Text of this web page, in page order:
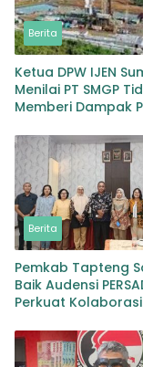
Berita
Ketua DPW IJEN
Menilai PT SMGP
Memberi Dampak
Sorik Marapi
Berita
Pemkab Tapteng
Baik Audensi
Perkuat Kolaborasi
dan
Inklusi